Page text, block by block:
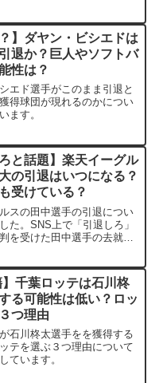
？】ダヤン・ビシエドは
退か？巨人やソフトバ
性は？
エド選手がこのまま引退と
得球団が現れるのかについ
ます。
ろと話題】楽天イーグル
の引退はいつになる？
受けている？
スの田中選手の引退につい
た。SNS上で「引退しろ」
を受けた田中選手の去就は
】千葉ロッテは石川柊
る可能性は低い？ロッ
つ理由
石川柊太選手をを獲得する
テを選ぶ３つ理由について
ています。